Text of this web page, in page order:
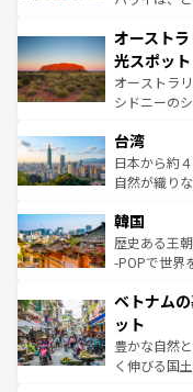
文化が魅力
しみながら
るだろう。
ならではの贅沢な旅
情報は コン
ワイ島は見
島だが、静
おすすめ。
文化や歴史
人々、おい
ク、伝統的
っている。
はコンテンツ
オースト
光スポット
オーストラ
シドニーの
リアリーフ
ク）、タス
ど、見どこ
いる。アク
ビング、ハ
い。オース
参照してほ
台湾
日本から約
自然が織り
ン）、静ひ
と山間の静
驚きをもた
容にもいい
照してほし
韓国
歴史ある王
-POPで世界
き、地方に
できる。そ
まで、さま
らではのナ
ベトナム
ット
豊かな自然
く伸びる国